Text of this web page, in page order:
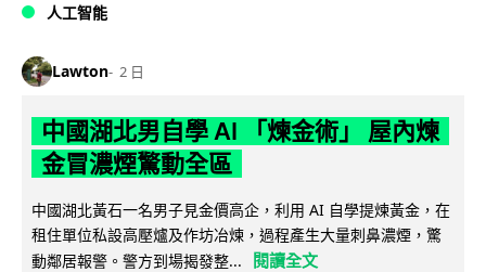
人工智能
Lawton 2 日
中國湖北男自學 AI 「煉金術」 屋內煉
金冒濃煙驚動全區
中國湖北黃石一名男子見金價高企，利用 AI 自學提煉黃金，在
租住單位私設高壓爐及作坊冶煉，過程產生大量刺鼻濃煙，驚
動鄰居報警。警方到場揭發整...
閱讀全文